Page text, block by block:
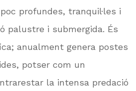
profundes, tranquil·les i
palustre i submergida. És
anualment genera postes
potser com un
la intensa predació